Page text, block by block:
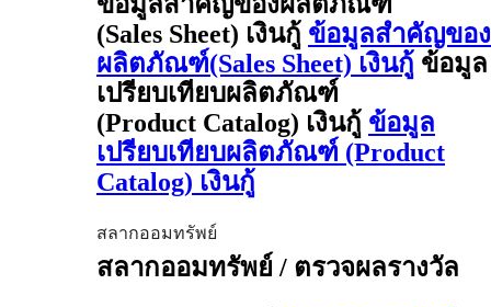
(Sales Sheet) เงินกู้ ข้อมูลสำคัญของ
ผลิตภัณฑ์(Sales Sheet) เงินกู้ ข้อมูล
เปรียบเทียบผลิตภัณฑ์
(Product Catalog) เงินกู้ ข้อมูล
เปรียบเทียบผลิตภัณฑ์ (Product
Catalog) เงินกู้
สลากออมทรัพย์
สลากออมทรัพย์ / ตรวจผลรางวัล